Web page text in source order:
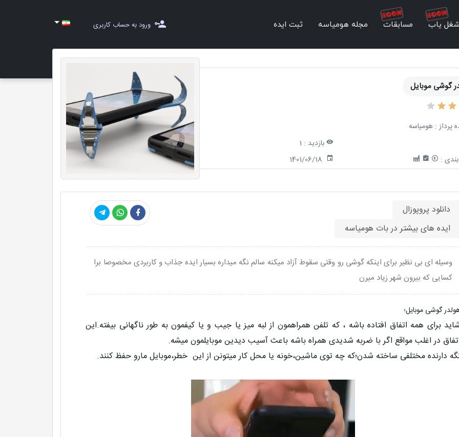
شغل یاب مسابقات مجله هومیاسه ثبت ایده ورود به حساب کاربری
گوشی موبایل
پرداز : هومیاسه
بازدید : 1
:
1401/06/18
دانلود پروپوزال
ایده های بیشتر در بات هومیاسه
وسیله ای بی نظیر برای اینکه گوشی رو وقتی سقوط آزاد میکنه سالم نگه میداره بسیار ایده جذاب و کاربردی مخصوصا برا
کسایی که بیرون شهر زیاد میرن
گوشی موبایل؛
برای همه اتفاق افتاده باشه ، که تلفن همراهمون از لبه میز یا جیب و یا کیفمون به طور ناگهانی بیفته.این
در اغلب مواقع اگر با ضربه شدیدی همراه باشه باعث آسیب دیدین موبایلمون میشه.
دارنده مختلفی ساخته شدن؛که چه توی ماشین،خونه یا محل کار میتونن از این خطر،موبایل مارو حفظ کنند.